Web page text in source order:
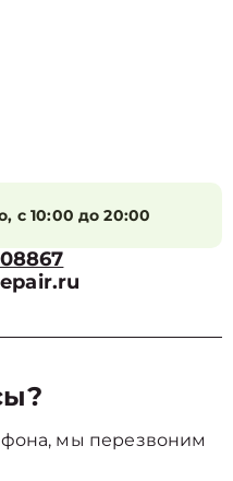
с 10:00 до 20:00
мы перезвоним